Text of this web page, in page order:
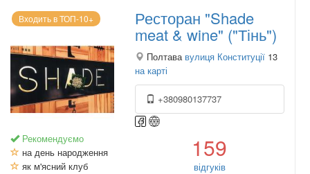
Входить в ТОП-10+
Рекомендуємо
на день народження
як м'ясний клуб
Ресторан "Shade
meat & wine" ("Тінь")
Полтава вулиця Конституції 13
на карті
+380980137737
159
відгуків